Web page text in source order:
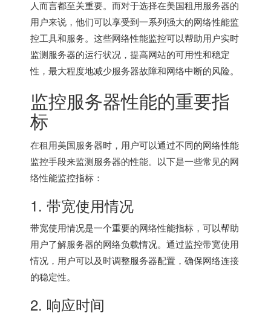
人而言都至关重要。而对于选择在美国租用服务器的
用户来说，他们可以享受到一系列强大的网络性能监
控工具和服务。这些网络性能监控可以帮助用户实时
监测服务器的运行状况，提高网站的可用性和稳定
性，最大程度地减少服务器故障和网络中断的风险。
监控服务器性能的重要指
标
在租用美国服务器时，用户可以通过不同的网络性能
监控手段来监测服务器的性能。以下是一些常见的网
络性能监控指标：
1. 带宽使用情况
带宽使用情况是一个重要的网络性能指标，可以帮助
用户了解服务器的网络负载情况。通过监控带宽使用
情况，用户可以及时调整服务器配置，确保网络连接
的稳定性。
2. 响应时间